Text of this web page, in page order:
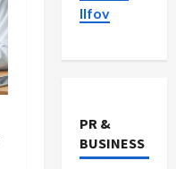
Ilfov
PR &
BUSINESS